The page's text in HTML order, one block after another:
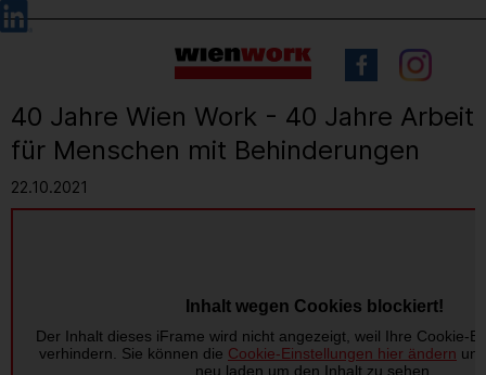
Barrierefreie
Bedienung
Sprachauswahl
40 Jahre Wien Work - 40 Jahre Arbeit
für Menschen mit Behinderungen
22.10.2021